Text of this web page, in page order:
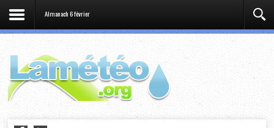
Almanach 6 février